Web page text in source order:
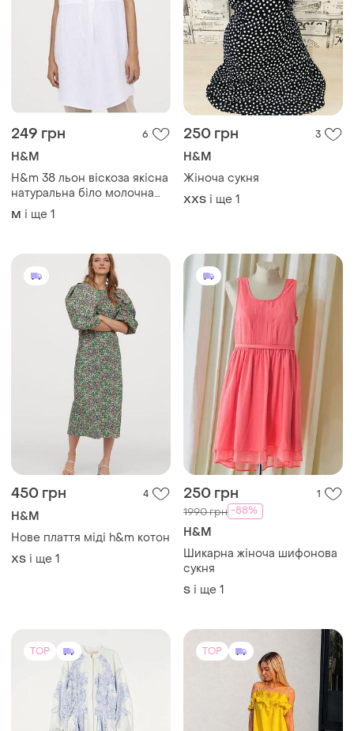
249 грн 6
H&M
H&m 38 льон віскоза якісна
натуральна біло молочна
жіноча сукня міді трендова
лляна
M і ще 1
250 грн 3
H&M
Жіноча сукня
XХS і ще 1
450 грн 4
H&M
Нове плаття міді h&m котон
ХS і ще 1
250 грн 1
1990 грн -88%
H&M
Шикарна жіноча шифонова
сукня
S і ще 1
TOP TOP